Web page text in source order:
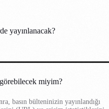
yayınlanacak?
miyim?
basın bülteninizin yayınlandığı